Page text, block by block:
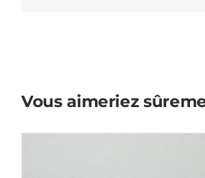
Vous aimeriez